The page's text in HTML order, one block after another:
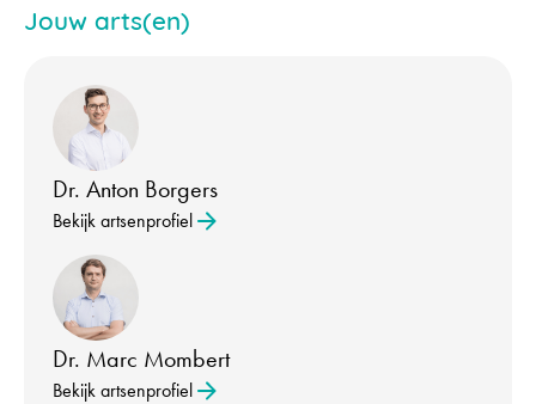
Jouw arts(en)
Dr. Anton Borgers
Bekijk artsenprofiel
Dr. Marc Mombert
Bekijk artsenprofiel